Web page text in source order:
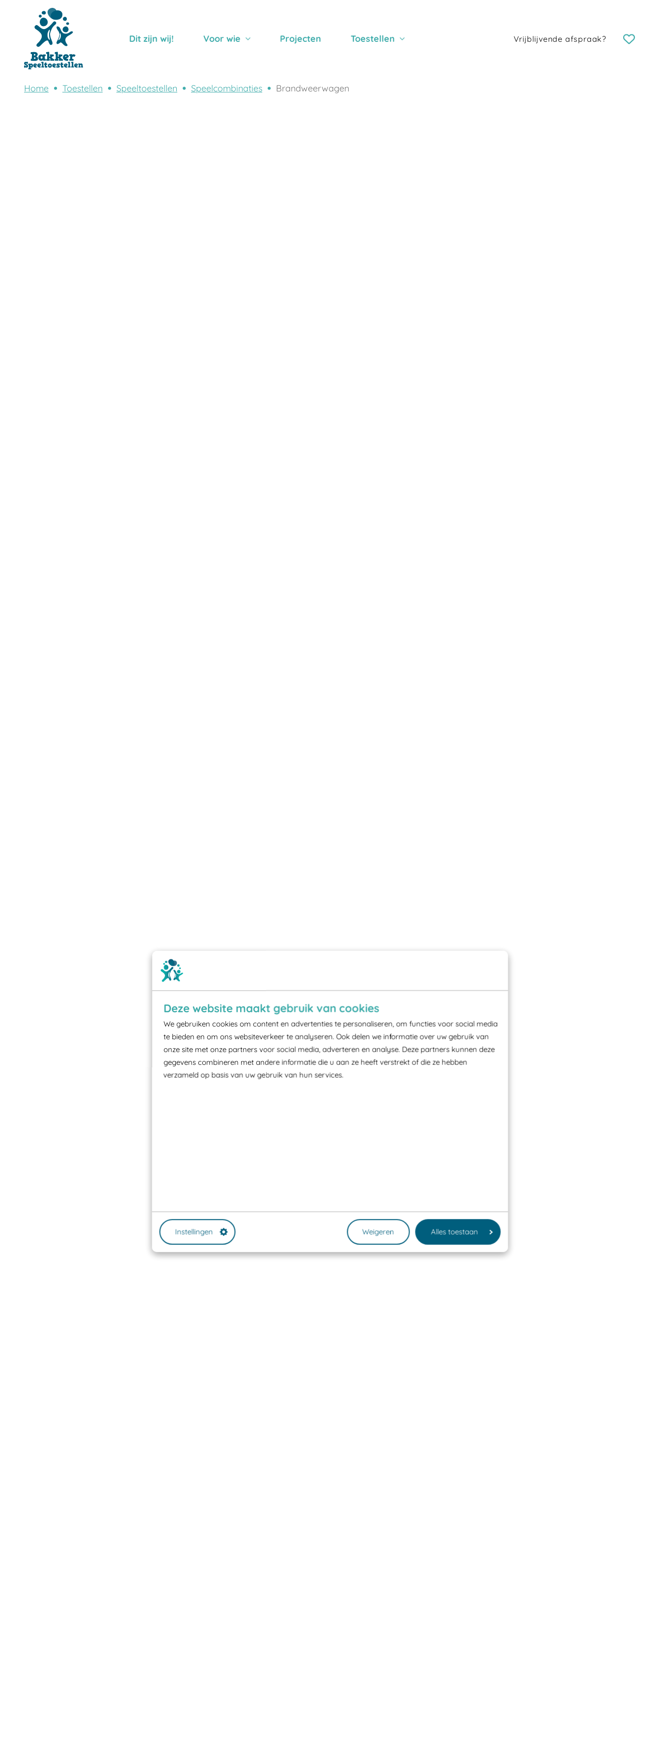
Deze website maakt gebruik van cookies
We gebruiken cookies om content en advertenties te personaliseren, om functies voor social media
te bieden en om ons websiteverkeer te analyseren. Ook delen we informatie over uw gebruik van
onze site met onze partners voor social media, adverteren en analyse. Deze partners kunnen deze
gegevens combineren met andere informatie die u aan ze heeft verstrekt of die ze hebben
verzameld op basis van uw gebruik van hun services.
Instellingen Weigeren Alles toestaan
Dit zijn wij! Voor wie Projecten Toestellen Vrijblijvende afspraak?
Home Toestellen Speeltoestellen Speelcombinaties Brandweerwagen